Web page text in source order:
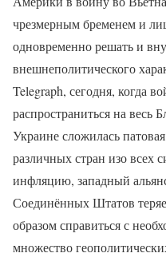
чрезмерным бременем и
одновременно решать и
внешнеполитического
Telegraph, сегодня, когда
распространиться на весь
Украине сложилась
различных стран изо всех
инфляцию, западный
Соединённых Штатов
образом справиться с
множество